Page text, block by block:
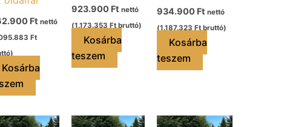
Ft nettó
Ft
Kosárba
923.900 Ft nettó
(1.173.353 Ft bruttó)
Kosárba
teszem
934.900 Ft nettó
(1.187.323 Ft bruttó)
Kosárba
teszem